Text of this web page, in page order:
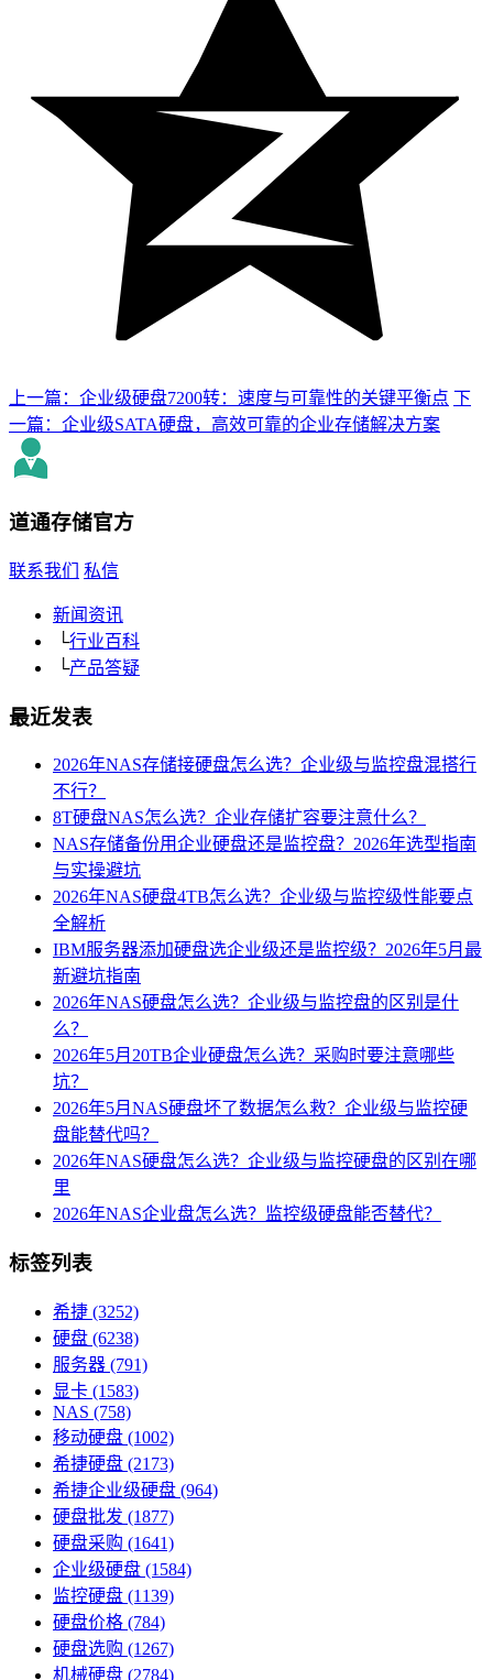
上一篇：企业级硬盘7200转：速度与可靠性的关键平衡点 下
一篇：企业级SATA硬盘，高效可靠的企业存储解决方案
道通存储官方
联系我们 私信
新闻资讯
└行业百科
└产品答疑
最近发表
2026年NAS存储接硬盘怎么选？企业级与监控盘混搭行
不行？
8T硬盘NAS怎么选？企业存储扩容要注意什么？
NAS存储备份用企业硬盘还是监控盘？2026年选型指南
与实操避坑
2026年NAS硬盘4TB怎么选？企业级与监控级性能要点
全解析
IBM服务器添加硬盘选企业级还是监控级？2026年5月最
新避坑指南
2026年NAS硬盘怎么选？企业级与监控盘的区别是什
么？
2026年5月20TB企业硬盘怎么选？采购时要注意哪些
坑？
2026年5月NAS硬盘坏了数据怎么救？企业级与监控硬
盘能替代吗？
2026年NAS硬盘怎么选？企业级与监控硬盘的区别在哪
里
2026年NAS企业盘怎么选？监控级硬盘能否替代？
标签列表
希捷 (3252)
硬盘 (6238)
服务器 (791)
显卡 (1583)
NAS (758)
移动硬盘 (1002)
希捷硬盘 (2173)
希捷企业级硬盘 (964)
硬盘批发 (1877)
硬盘采购 (1641)
企业级硬盘 (1584)
监控硬盘 (1139)
硬盘价格 (784)
硬盘选购 (1267)
机械硬盘 (2784)